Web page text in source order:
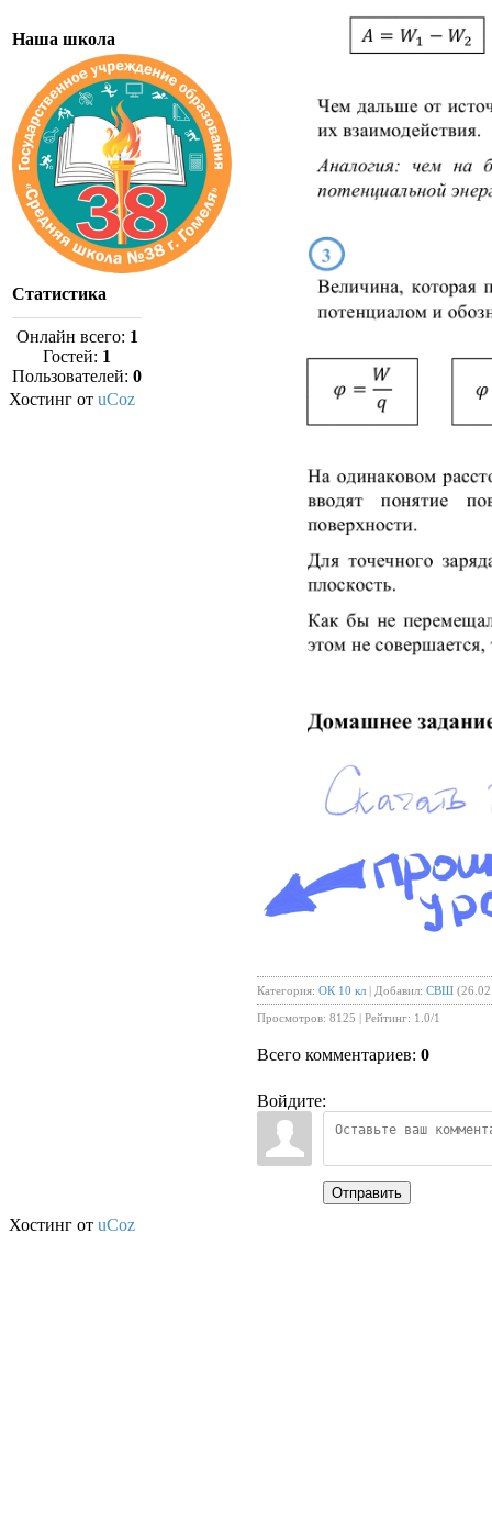
Наша школа
Статистика
Онлайн всего: 1
Гостей: 1
Пользователей: 0
Хостинг от uCoz
Категория: ОК 10 кл | Добавил: СВШ
Просмотров: 8125 | Рейтинг: 1.0/1
Всего комментариев: 0
Войдите:
Отправить
Хостинг от uCoz